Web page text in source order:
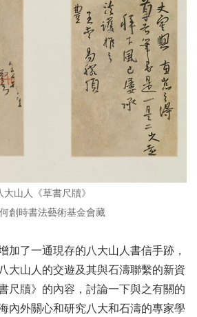
大山人《草書尺牘》
創時書法藝術基金會藏
了一通現存的八大山人書信手跡，
大山人的交遊及其與石濤聯繫的新資
尺牘》的內容，討論一下與之有關的
內外關心和研究八大和石濤的專家學